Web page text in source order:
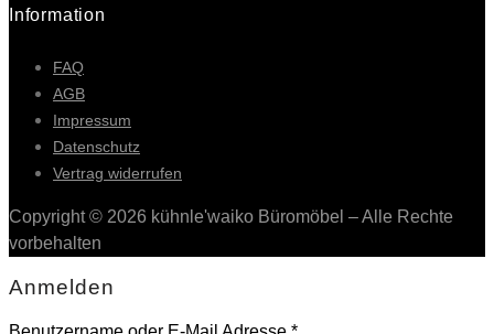
Information
FAQ
AGB
Impressum
Datenschutz
Vertrag widerrufen
Copyright © 2026 kühnle'waiko Büromöbel – Alle Rechte
vorbehalten
Anmelden